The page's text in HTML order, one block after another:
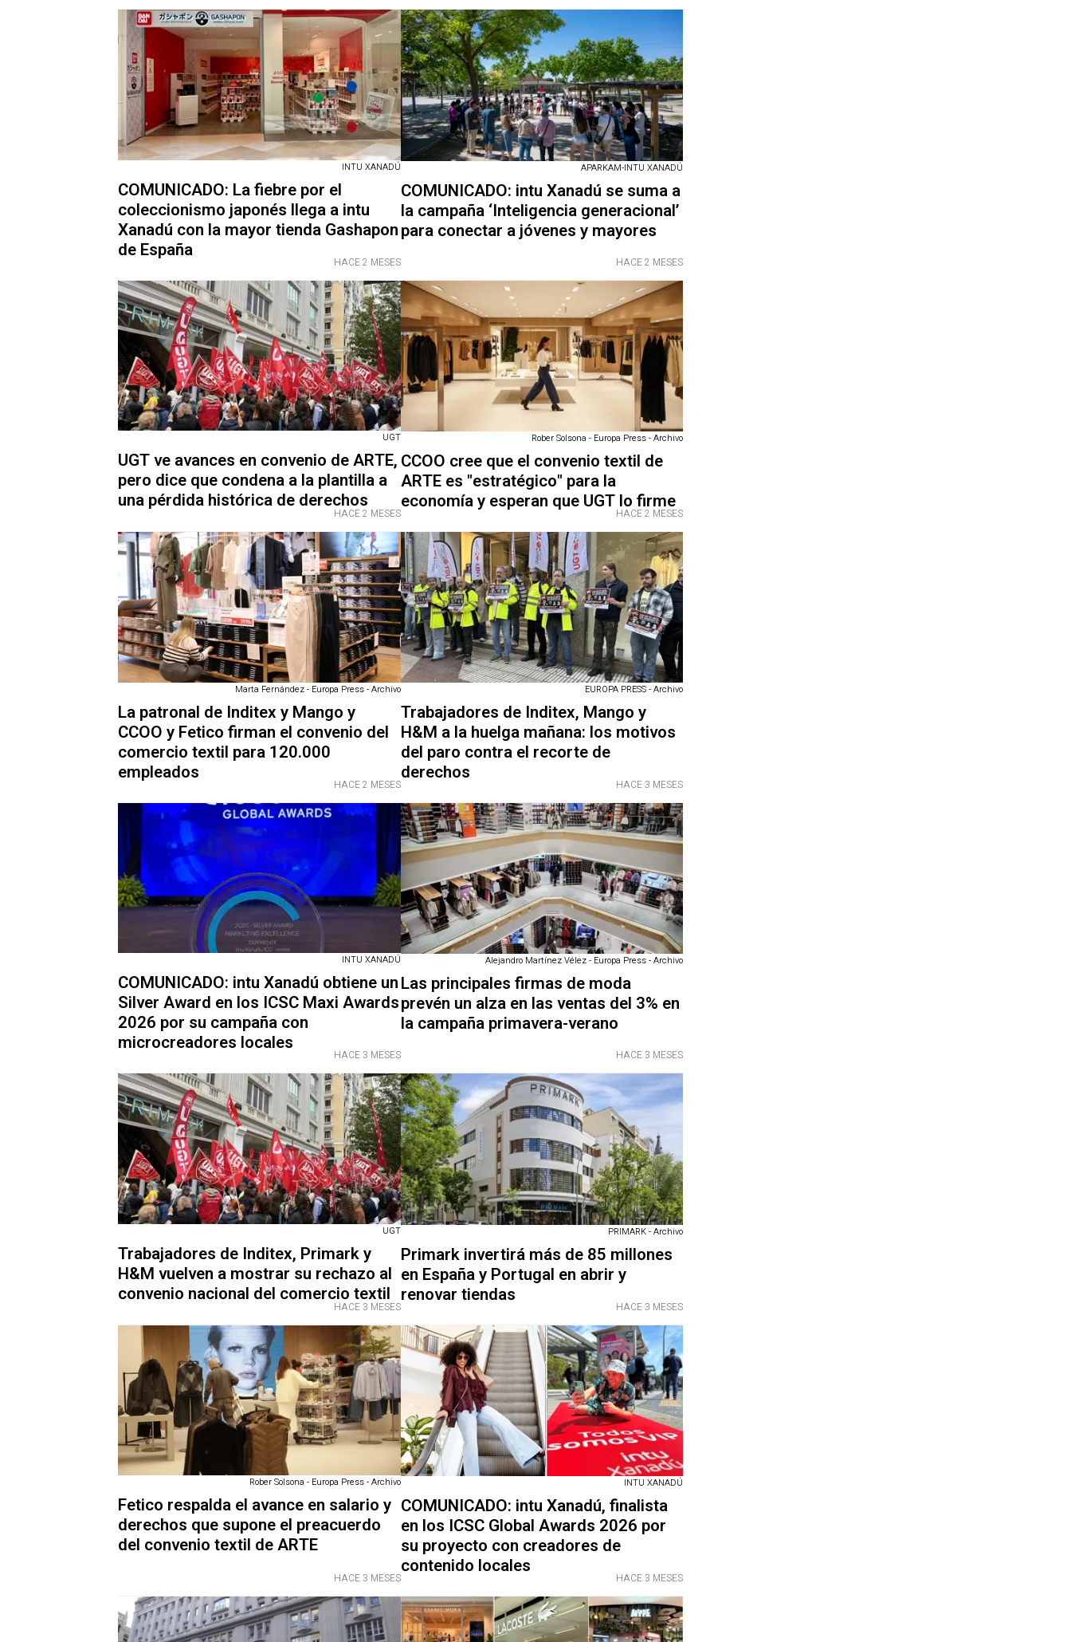
INTU XANADÚ
COMUNICADO: La fiebre por el
coleccionismo japonés llega a intu
Xanadú con la mayor tienda Gashapon
de España
HACE 2 MESES
APARKAM-INTU XANADÚ
COMUNICADO: intu Xanadú se suma a
la campaña ‘Inteligencia generacional’
para conectar a jóvenes y mayores
HACE 2 MESES
UGT
UGT ve avances en convenio de ARTE,
pero dice que condena a la plantilla a
una pérdida histórica de derechos
HACE 2 MESES
Rober Solsona - Europa Press - Archivo
CCOO cree que el convenio textil de
ARTE es "estratégico" para la
economía y esperan que UGT lo firme
HACE 2 MESES
Marta Fernández - Europa Press - Archivo
La patronal de Inditex y Mango y
CCOO y Fetico firman el convenio del
comercio textil para 120.000
empleados
HACE 2 MESES
EUROPA PRESS - Archivo
Trabajadores de Inditex, Mango y
H&M a la huelga mañana: los motivos
del paro contra el recorte de
derechos
HACE 3 MESES
INTU XANADÚ
COMUNICADO: intu Xanadú obtiene un
Silver Award en los ICSC Maxi Awards
2026 por su campaña con
microcreadores locales
HACE 3 MESES
Alejandro Martínez Vélez - Europa Press - Archivo
Las principales firmas de moda
prevén un alza en las ventas del 3% en
la campaña primavera-verano
HACE 3 MESES
UGT
Trabajadores de Inditex, Primark y
H&M vuelven a mostrar su rechazo al
convenio nacional del comercio textil
HACE 3 MESES
PRIMARK - Archivo
Primark invertirá más de 85 millones
en España y Portugal en abrir y
renovar tiendas
HACE 3 MESES
Rober Solsona - Europa Press - Archivo
Fetico respalda el avance en salario y
derechos que supone el preacuerdo
del convenio textil de ARTE
HACE 3 MESES
INTU XANADÚ
COMUNICADO: intu Xanadú, finalista
en los ICSC Global Awards 2026 por
su proyecto con creadores de
contenido locales
HACE 3 MESES